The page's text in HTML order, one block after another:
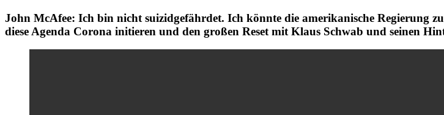
John McAfee: Ich bin nicht suizidgefährdet. Ich könnte die amerikanische Regierung
diese Agenda Corona initieren und den großen Reset mit Klaus Schwab und seinen